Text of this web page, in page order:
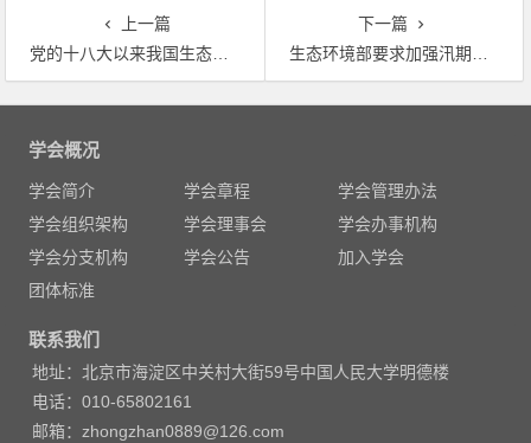
并检阅受阅部队
上一篇
党的十八大以来我国生态环境保护成就综述
下一篇
生态环境部要求加强汛期环境安全防范 强调要突出抓好重点流域区域风险防控，确保责任落实到岗到人
文
学会概况
学会简介 学会章程
学会管理办法
学会组织架构
学会理事会
学会办事机构
学会分支机构
学会公告
加入学会
团体标准
联系我们
地址：北京市海淀区中关村大街59号中国人民大学明德楼
电话：010-65802161
邮箱：zhongzhan0889@126.com